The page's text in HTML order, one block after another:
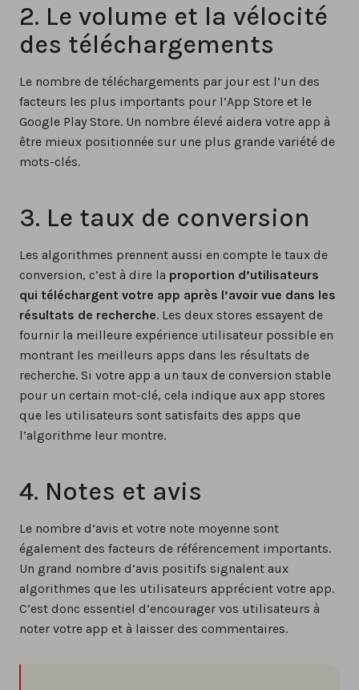
2. Le volume et la vélocité
des téléchargements
Le nombre de téléchargements par jour est l’un des
facteurs les plus importants pour l’App Store et le
Google Play Store. Un nombre élevé aidera votre app à
être mieux positionnée sur une plus grande variété de
mots-clés.
3. Le taux de conversion
Les algorithmes prennent aussi en compte le taux de
conversion, c’est à dire la proportion d’utilisateurs
qui téléchargent votre app après l’avoir vue dans les
résultats de recherche. Les deux stores essayent de
fournir la meilleure expérience utilisateur possible en
montrant les meilleurs apps dans les résultats de
recherche. Si votre app a un taux de conversion stable
pour un certain mot-clé, cela indique aux app stores
que les utilisateurs sont satisfaits des apps que
l’algorithme leur montre.
4. Notes et avis
Le nombre d’avis et votre note moyenne sont
également des facteurs de référencement importants.
Un grand nombre d’avis positifs signalent aux
algorithmes que les utilisateurs apprécient votre app.
C’est donc essentiel d’encourager vos utilisateurs à
noter votre app et à laisser des commentaires.